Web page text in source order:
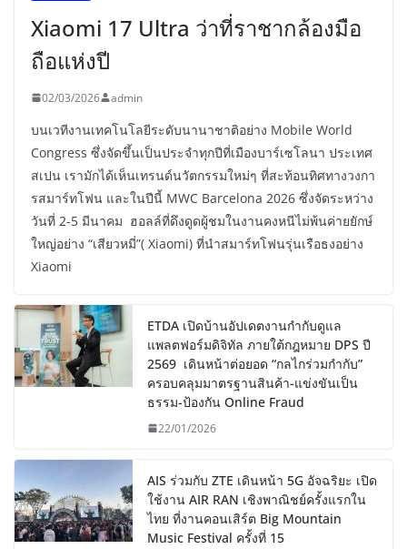
Xiaomi 17 Ultra ว่าที่ราชากล้องมือ
ถือแห่งปี
02/03/2026 admin
บนเวทีงานเทคโนโลยีระดับนานาชาติอย่าง Mobile World
Congress ซึ่งจัดขึ้นเป็นประจำทุกปีที่เมืองบาร์เซโลนา ประเทศ
สเปน เรามักได้เห็นเทรนด์นวัตกรรมใหม่ๆ ที่สะท้อนทิศทางวงกา
รสมาร์ทโฟน และในปีนี้ MWC Barcelona 2026 ซึ่งจัดระหว่าง
วันที่ 2-5 มีนาคม ฮอลล์ที่ดึงดูดผู้ชมในงานคงหนีไม่พ้นค่ายยักษ์
ใหญ่อย่าง “เสียวหมี่”( Xiaomi) ที่นำสมาร์ทโฟนรุ่นเรือธงอย่าง
Xiaomi
ETDA เปิดบ้านอัปเดตงานกำกับดูแล
แพลตฟอร์มดิจิทัล ภายใต้กฎหมาย DPS ปี
2569 เดินหน้าต่อยอด “กลไกร่วมกำกับ”
ครอบคลุมมาตรฐานสินค้า-แข่งขันเป็น
ธรรม-ป้องกัน Online Fraud
22/01/2026
AIS ร่วมกับ ZTE เดินหน้า 5G อัจฉริยะ เปิด
ใช้งาน AIR RAN เชิงพาณิชย์ครั้งแรกใน
ไทย ที่งานคอนเสิร์ต Big Mountain
Music Festival ครั้งที่ 15